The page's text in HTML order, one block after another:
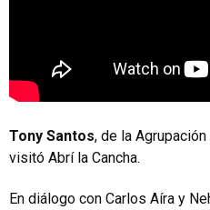
Tony Santos, de la Agrupación
visitó Abrí la Cancha.
En diálogo con Carlos Aíra y